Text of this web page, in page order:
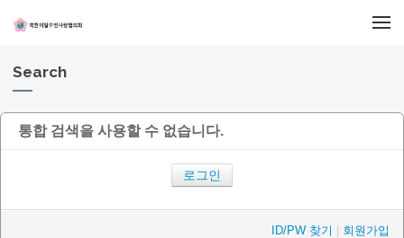
Search
통합 검색을 사용할 수 없습니다.
로그인
ID/PW 찾기 회원가입